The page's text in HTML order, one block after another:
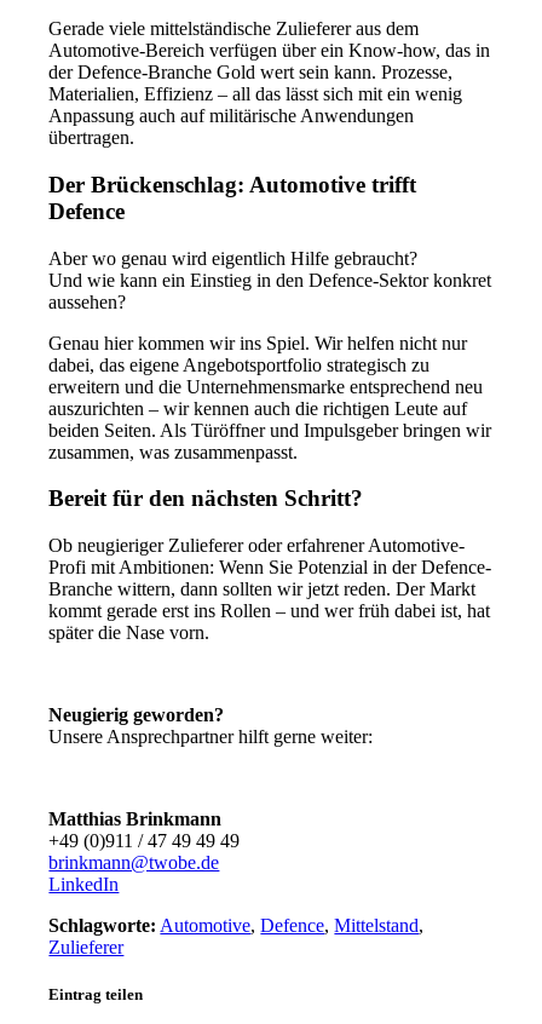
Gerade viele mittelständische Zulieferer aus dem
Automotive-Bereich verfügen über ein Know-how, das in
der Defence-Branche Gold wert sein kann. Prozesse,
Materialien, Effizienz – all das lässt sich mit ein wenig
Anpassung auch auf militärische Anwendungen
übertragen.
Der Brückenschlag: Automotive trifft
Defence
Aber wo genau wird eigentlich Hilfe gebraucht?
Und wie kann ein Einstieg in den Defence-Sektor konkret
aussehen?
Genau hier kommen wir ins Spiel. Wir helfen nicht nur
dabei, das eigene Angebotsportfolio strategisch zu
erweitern und die Unternehmensmarke entsprechend neu
auszurichten – wir kennen auch die richtigen Leute auf
beiden Seiten. Als Türöffner und Impulsgeber bringen wir
zusammen, was zusammenpasst.
Bereit für den nächsten Schritt?
Ob neugieriger Zulieferer oder erfahrener Automotive-
Profi mit Ambitionen: Wenn Sie Potenzial in der Defence-
Branche wittern, dann sollten wir jetzt reden. Der Markt
kommt gerade erst ins Rollen – und wer früh dabei ist, hat
später die Nase vorn.
Neugierig geworden?
Unsere Ansprechpartner hilft gerne weiter:
Matthias Brinkmann
+49 (0)911 / 47 49 49 49
brinkmann@twobe.de
LinkedIn
Schlagworte: Automotive,Defence,Mittelstand,
Zulieferer
Eintrag teilen